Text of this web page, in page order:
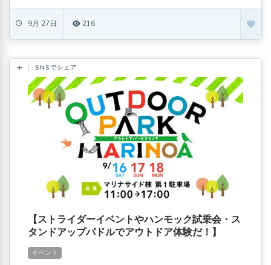
9月 27日 216
SNSでシェア
【ストライダーイベントやハンモック試乗会・ス
タンドアップパドルでアウトドア体験だ！】
OUTDOORPARK MARINOA(アウトドアパーク
マリノア)
イベント